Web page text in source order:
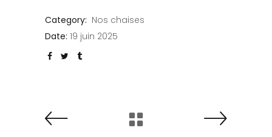
Category: Nos chaises
Date: 19 juin 2025